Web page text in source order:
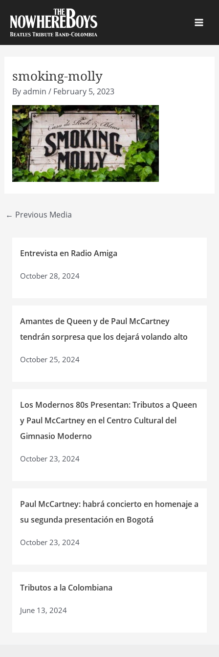
content
smoking-molly
Byadmin / February 5, 2023
Post
← Previous Media
Entrevista en Radio Amiga
October 28, 2024
Amantes de Queen y de Paul McCartney
tendrán sorpresa que los dejará volando alto
October 25, 2024
Los Modernos 80s Presentan: Tributos a Queen
y Paul McCartney en el Centro Cultural del
Gimnasio Moderno
October 23, 2024
Paul McCartney: habrá concierto en homenaje a
su segunda presentación en Bogotá
October 23, 2024
Tributos a la Colombiana
June 13, 2024